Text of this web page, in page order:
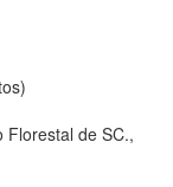
Florestal de SC.,